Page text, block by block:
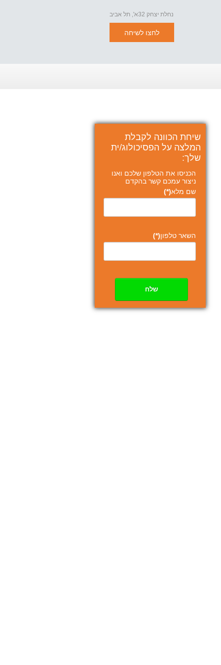
נחלת יצחק 32א', תל אביב
לחצו לשיחה
שיחת הכוונה לקבלת
המלצה על הפסיכולוג/ית
שלך:
הכניסו את הטלפון שלכם ואנו
ניצור עמכם קשר בהקדם
שם מלא(*)
השאר טלפון(*)
שלח